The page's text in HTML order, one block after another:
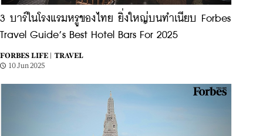
3 บาร์ในโรงแรมหรูของไทย ยิ่งใหญ่บนทำเนียบ Forbes
Travel Guide’s Best Hotel Bars For 2025
FORBES LIFE |
TRAVEL
10 Jun 2025